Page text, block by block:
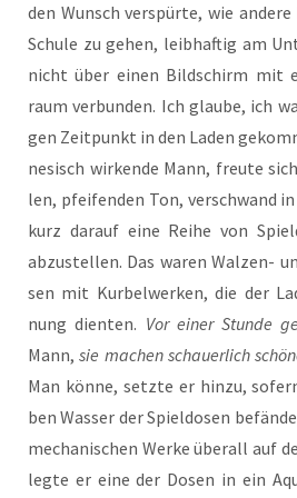
den Wunsch ver­spür­te, wie
Schu­le zu gehen, leib­haf­tig am
nicht über einen Bild­schirm mit
raum ver­bun­den. Ich glau­be, ich
gen Zeit­punkt in den Laden
ne­sisch wir­ken­de Mann, freu­te
len, pfei­fen­den Ton, ver­schwand
kurz dar­auf eine Rei­he von
abzu­stel­len. Das waren Wal­zen-
sen mit Kur­bel­wer­ken, die der
nung dien­ten. Vor einer Stun­de
Mann,sie machen schau­er­lich
Man kön­ne, setz­te er hin­zu,
ben Was­ser der Spiel­do­sen
mecha­ni­schen Wer­ke über­all auf
leg­te er eine der Dosen in ein